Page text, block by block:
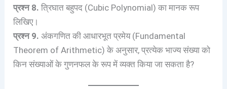
प्रश्न 8. त्रिघात बहुपद (Cubic Polynomial) का मानक रूप
लिखिए।
प्रश्न 9. अंकगणित की आधारभूत प्रमेय (Fundamental
Theorem of Arithmetic) के अनुसार, प्रत्येक भाज्य संख्या को
किन संख्याओं के गुणनफल के रूप में व्यक्त किया जा सकता है?